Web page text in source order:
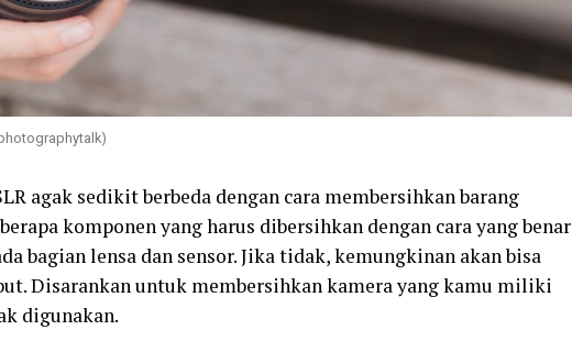
agak sedikit berbeda dengan cara membersihkan barang
komponen yang harus dibersihkan dengan cara yang benar
bagian lensa dan sensor. Jika tidak, kemungkinan akan bisa
Disarankan untuk membersihkan kamera yang kamu miliki
digunakan.